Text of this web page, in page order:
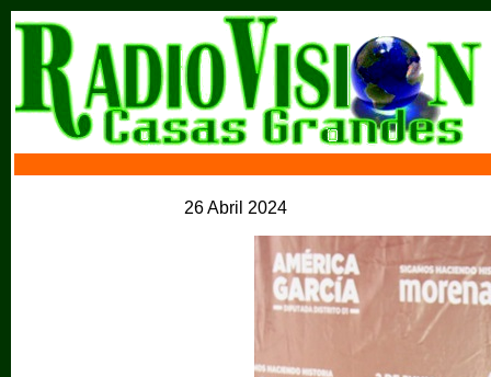
26 Abril 2024